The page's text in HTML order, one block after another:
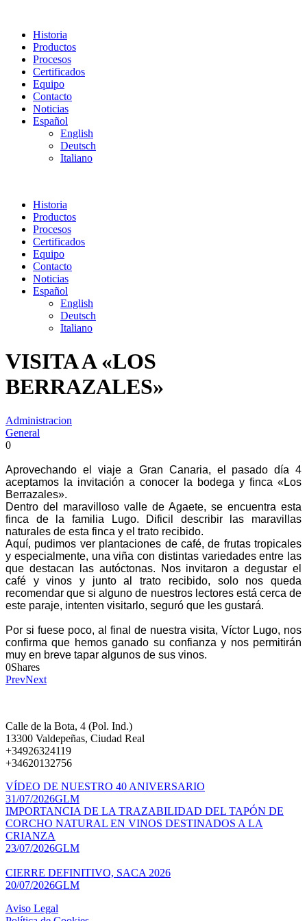
Historia
Productos
Procesos
Certificados
Equipo
Contacto
Noticias
Español
English
Deutsch
Italiano
Historia
Productos
Procesos
Certificados
Equipo
Contacto
Noticias
Español
English
Deutsch
Italiano
VISITA A «LOS
BERRAZALES»
Administracion
General
0
Aprovechando el viaje a Gran Canaria, el pasado día 4
aceptamos la invitación a conocer la bodega y finca «Los
Berrazales».
Dentro del maravilloso valle de Agaete, se encuentra esta
finca de la familia Lugo. Dificil describir las maravillas
naturales de esta finca y el trato recibido.
Aquí, pudimos ver plantaciones de café, de frutas tropicales
y especialmente, una viña con distintas variedades entre las
que destacan las autóctonas. Nos invitaron a degustar el
café y vinos y junto al trato recibido, solo nos queda
recomendar que si alguno de nuestros lectores está cerca de
este paraje, intenten visitarlo, seguró que les gustará.
Por si fuese poco, al final de nuestra visita, Víctor Lugo, nos
confirma que hemos ganado su confianza y nos permitirán
muy en breve tapar algunos de sus vinos.
0Shares
PrevNext
Calle de la Bota, 4 (Pol. Ind.)
13300 Valdepeñas, Ciudad Real
+34926324119
+34620132756
VÍDEO DE NUESTRO 40 ANIVERSARIO
31/07/2026GLM
IMPORTANCIA DE LA TRAZABILIDAD DEL TAPÓN DE
CORCHO NATURAL EN VINOS DESTINADOS A LA
CRIANZA
23/07/2026GLM
CIERRE DEFINITIVO, SACA 2026
20/07/2026GLM
Aviso Legal